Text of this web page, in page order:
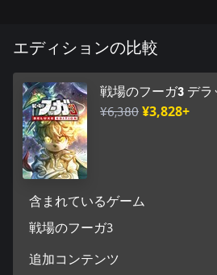
エディションの比較
戦場のフーガ3 デ
¥6,380¥3,828+
含まれているゲーム
戦場のフーガ3
追加コンテンツ